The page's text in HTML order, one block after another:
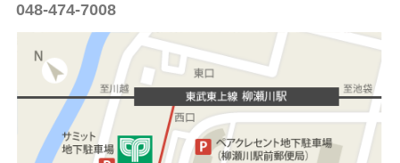
048-474-7008